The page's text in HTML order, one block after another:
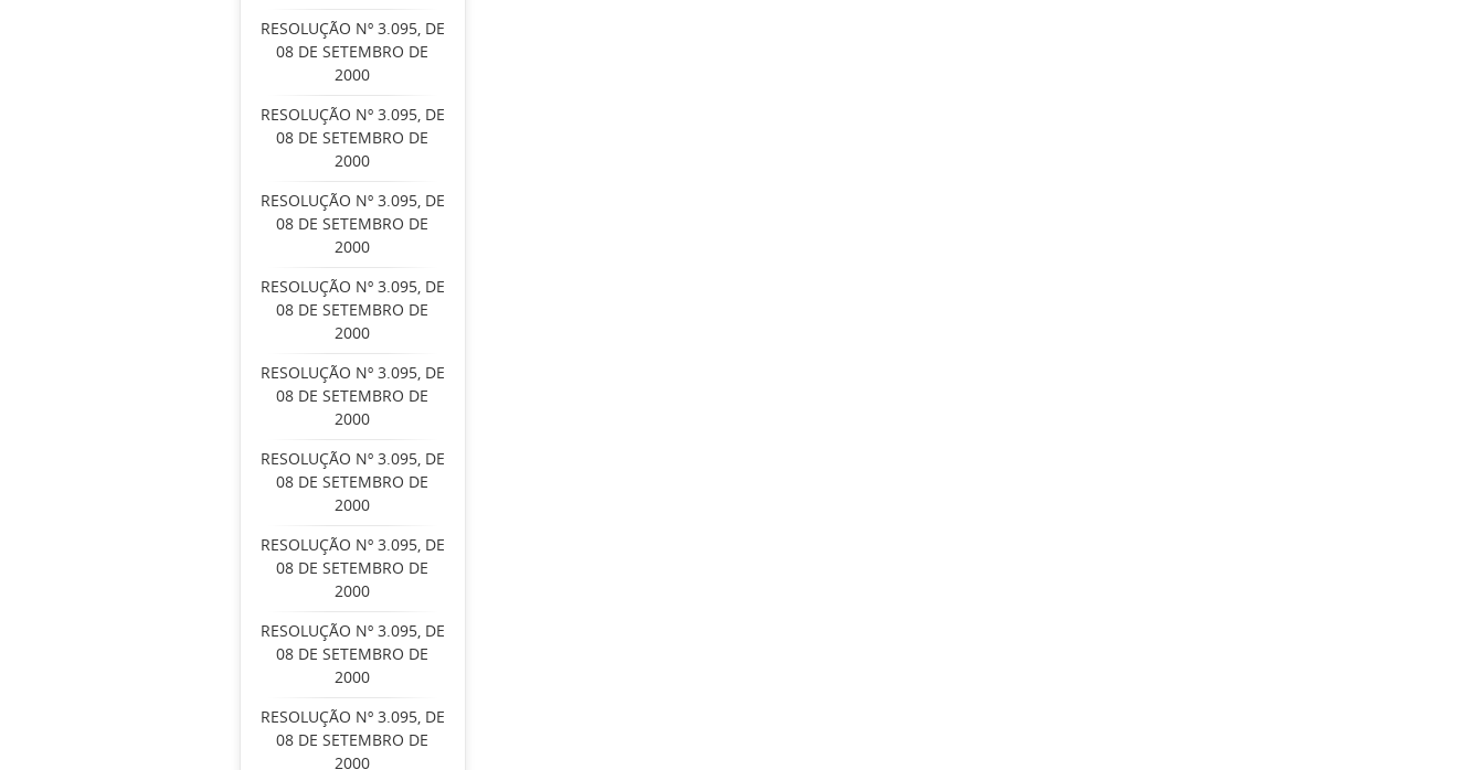
RESOLUÇÃO Nº 3.095, DE
08 DE SETEMBRO DE
2000
RESOLUÇÃO Nº 3.095, DE
08 DE SETEMBRO DE
2000
RESOLUÇÃO Nº 3.095, DE
08 DE SETEMBRO DE
2000
RESOLUÇÃO Nº 3.095, DE
08 DE SETEMBRO DE
2000
RESOLUÇÃO Nº 3.095, DE
08 DE SETEMBRO DE
2000
RESOLUÇÃO Nº 3.095, DE
08 DE SETEMBRO DE
2000
RESOLUÇÃO Nº 3.095, DE
08 DE SETEMBRO DE
2000
RESOLUÇÃO Nº 3.095, DE
08 DE SETEMBRO DE
2000
RESOLUÇÃO Nº 3.095, DE
08 DE SETEMBRO DE
2000